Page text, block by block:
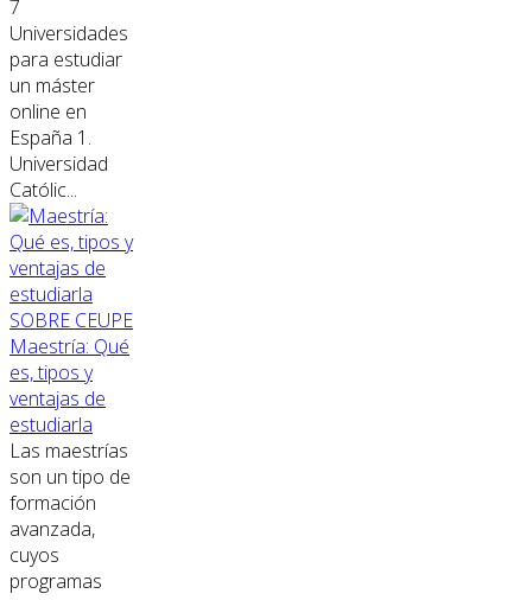
7
Universidades
para estudiar
un máster
online en
España 1.
Universidad
Católic...
SOBRE CEUPE
Maestría: Qué
es, tipos y
ventajas de
estudiarla
Las maestrías
son un tipo de
formación
avanzada,
cuyos
programas